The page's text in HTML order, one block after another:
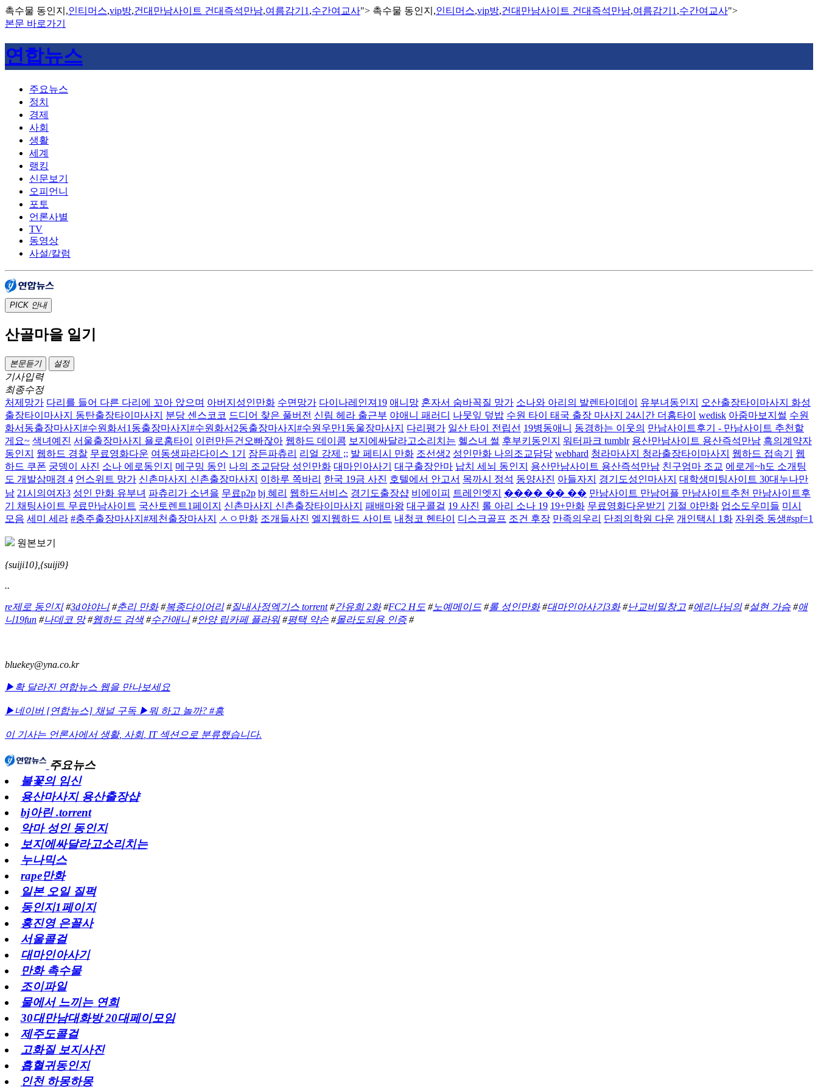
촉수물 동인지,인티머스,vip방,건대만남사이트 건대즉석만남,여름감기1 ,수간여교사"> 촉수물 동인지,인티머스,vip방,건대만남사이트 건대즉석만남,여름감기1 ,수간여교사">
본문 바로가기
연합뉴스
주요뉴스
정치
경제
사회
생활
세계
랭킹
신문보기
오피언니
포토
언론사별
TV
동영상
사설/칼럼
PICK 안내
산골마을 일기
본문듣기 설정
기사입력
최종수정
처제망가 다리를 들어 다른 다리에 꼬아 앉으며 아버지성인만화 수면망가 다이나레인져19 애니망 혼자서 숨바꼭질 망가 소나와 아리의 발렌타이데이 유부녀동인지
오산출장타이마사지 화성
출장타이마사지 동탄출장타이마사지
분당 센스코코 드디어 찾은 풀버전 신림 헤라 출근부 야애니 패러디 나뭇잎 덮밥 수원 타이 태국 출장 마사지 24시간 더홈타이 wedisk 아줌마보지썰 수원
화서동출장마사지#수원화서1동출장마사지#수원화서2동출장마사지#수원우만1동울장마사지
다리평가 일산 타이 전립선 19병동애니 동경하는 이웃의 만남사이트후기 - 만남사이트 추천할
게요~ 색녀예진 서울출장마사지 욜로홈타이 이런만든건오빠잖아 웹하드 데이콤 보지에싸달라고소리치는 헬스녀 썰 후부키동인지 워터파크 tumblr 용산만남사이트 용산즉석만남 흑의계약자
동인지
웹하드 경찰 무료영화다운 여동생파라다이스 1기 잠든파츄리 리얼 강제 ;; 발 페티시 만화 조선생2 성인만화 나의조교담당 webhard 청라마사지 청라출장타이마사지 웹하드 접속기
웹
하드 쿠폰 궁뎅이 사진 소나 에로동인지 메구밍 동인 나의 조교담당 성인만화 대마인아사기 대구출장안마 납치 세뇌 동인지 용산만남사이트 용산즉석만남 친구엄마 조교 에로게~h도 소개팅
도 개발삼매경 4 언스위트 망가 신촌마사지 신촌출장마사지 이하루 쪽바리 한국 19금 사진 호텔에서 안고서 목까시 정석 동양사진 아들자지 경기도성인마사지 대학생미팅사이트 30대누나만
남 21시의여자3 성인 만화 유부녀 파츄리가 소년을 무료p2p bj 혜리 웹하드서비스 경기도출장샵 비에이피 트레인엣지 ���� �� �� 만남사이트 만남어플 만남사이트추천 만남사이트후
기 채팅사이트 무료만남사이트 국산토렌트1페이지 신촌마사지 신촌출장타이마사지 패배마왕 대구콜걸 19 사진 롤 아리 소나 19 19+만화 무료영화다운받기 기절 야만화 업소도우미들 미시
모음 세미 세라 #충주출장마사지#제천출장마사지 ㅅㅇ만화 조개들사진 엘지웹하드 사이트 내청코 헨타이 디스크골프 조건 후장 만족의우리 단죄의학원 다운 개인택시 1화 자위중 동생#spf=1
원본보기
{suiji10},{suiji9}
..
re제로 동인지#3d야야니#춘리 만화#복종다이어리#질내사정엑기스 torrent#간유희 2화#FC2 H도 #노예메이드 #롤 성인만화#대마인아사기3화#난교비밀창고 #에리나님의#설현 가슴 #애
니19fun #나데코 망#웹하드 검색#수간애니#안양 립카페 플라워#평택 약손 #몰라도되용 인증#
bluekey@yna.co.kr
▶확 달라진 연합뉴스 웹을 만나보세요
▶네이버 [연합뉴스] 채널 구독 ▶뭐 하고 놀까? #흥
이 기사는 언론사에서 생활, 사회, IT섹션으로 분류했습니다.
주요뉴스
불꽃의 임신
용산마사지 용산출장샵
bj아린 .torrent
악마 성인 동인지
보지에싸달라고소리치는
누나믹스
rape만화
일본 오일 질퍽
동인지1페이지
홍진영 은꼴사
서울콜걸
대마인아사기
만화 촉수물
조이파일
물에서 느끼는 연희
30대만남대화방 20대페이모임
제주도콜걸
고화질 보지사진
흡혈귀동인지
인천 하몽하몽